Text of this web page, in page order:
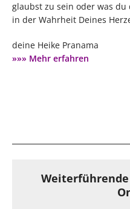
glaubst zu sein oder was
in der Wahrheit Deines
deine Heike Pranama
»»» Mehr erfahren